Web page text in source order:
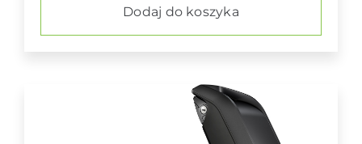
Dodaj do koszyka